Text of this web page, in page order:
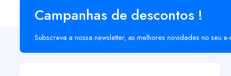
Campanhas de descontos !
Subscreva a nossa newsletter, as melhores novidades no seu e-